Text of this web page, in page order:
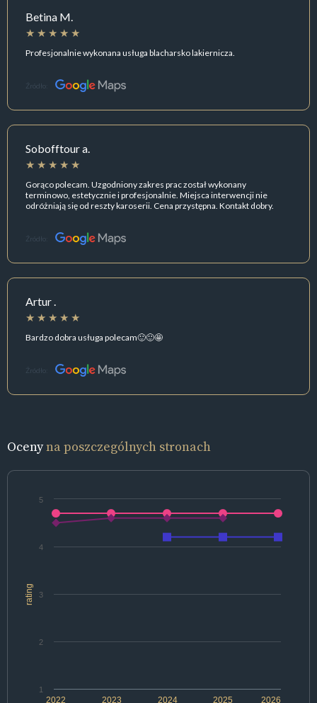
Betina M.
Profesjonalnie wykonana usługa blacharsko lakiernicza.
Źródło:
Sobofftour a.
Gorąco polecam. Uzgodniony zakres prac został wykonany
terminowo, estetycznie i profesjonalnie. Miejsca interwencji nie
odróżniają się od reszty karoserii. Cena przystępna. Kontakt dobry.
Źródło:
Artur .
Bardzo dobra usługa polecam🙂🙂🤩
Źródło:
Ocenyna poszczególnych stronach
rating
2022 2024 2026
2023 2025
1
2
3
4
5